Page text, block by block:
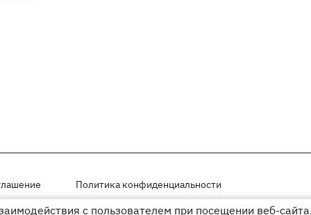
Политика конфиденциальности
с пользователем при посещении веб-